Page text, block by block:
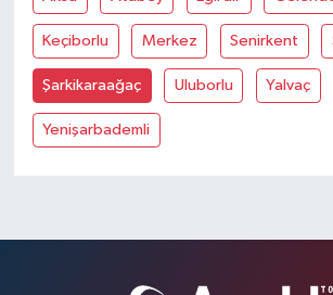
Keçiborlu Merkez Senirkent
Şarkikaraağaç Uluborlu Yalvaç
Yenişarbademli